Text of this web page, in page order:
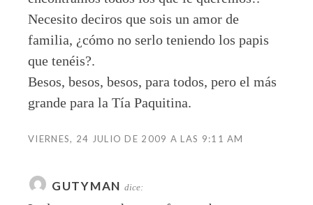
Necesito deciros que sois un amor de
familia, ¿cómo no serlo teniendo los papis
que tenéis?.
Besos, besos, besos, para todos, pero el más
grande para la Tía Paquitina.
VIERNES, 24 JULIO DE 2009 A LAS 9:11 AM
GUTYMAN dice: